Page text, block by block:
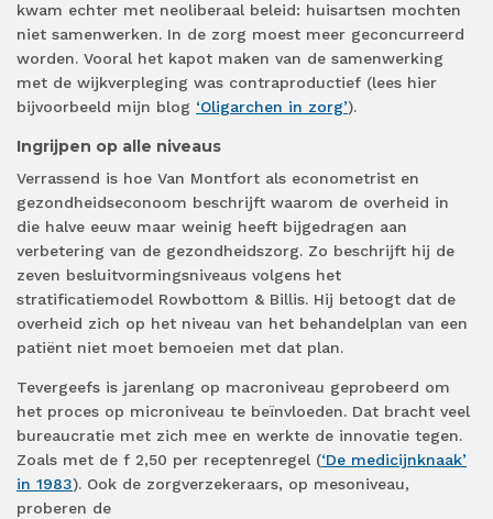
kwam echter met neoliberaal beleid: huisartsen mochten
niet samenwerken. In de zorg moest meer geconcurreerd
worden. Vooral het kapot maken van de samenwerking
met de wijkverpleging was contraproductief (lees hier
bijvoorbeeld mijn blog ‘Oligarchen in zorg’).
Ingrijpen op alle niveaus
Verrassend is hoe Van Montfort als econometrist en
gezondheidseconoom beschrijft waarom de overheid in
die halve eeuw maar weinig heeft bijgedragen aan
verbetering van de gezondheidszorg. Zo beschrijft hij de
zeven besluitvormingsniveaus volgens het
stratificatiemodel Rowbottom & Billis. Hij betoogt dat de
overheid zich op het niveau van het behandelplan van een
patiënt niet moet bemoeien met dat plan.
Tevergeefs is jarenlang op macroniveau geprobeerd om
het proces op microniveau te beïnvloeden. Dat bracht veel
bureaucratie met zich mee en werkte de innovatie tegen.
Zoals met de f 2,50 per receptenregel (‘De medicijnknaak’
in 1983). Ook de zorgverzekeraars, op mesoniveau,
proberen de